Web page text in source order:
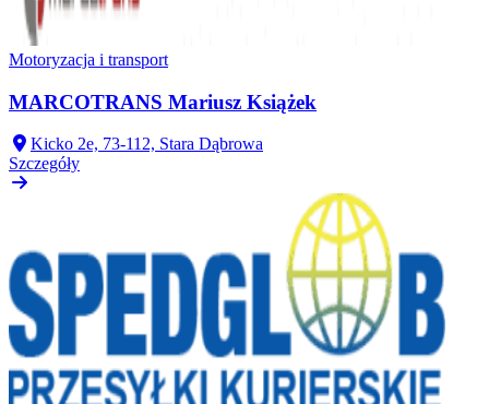
Motoryzacja i transport
MARCOTRANS Mariusz Książek
Kicko 2e, 73-112, Stara Dąbrowa
Szczegóły